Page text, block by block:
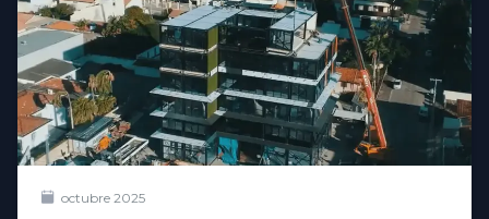
octubre 2025